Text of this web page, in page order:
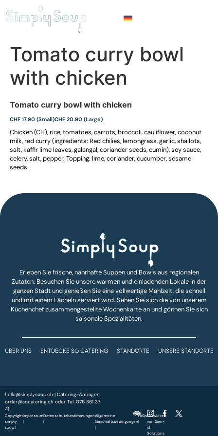
Tomato curry bowl
with chicken
Tomato curry bowl with chicken
CHF 17.90 (Small)CHF 20.90 (Large)
Chicken (CH), rice, tomatoes, carrots, broccoli, cauliflower, coconut
milk, red curry (ingredients: Red chilies, lemongrass, garlic, shallots,
salt, kaffir lime leaves, galangal, coriander seeds, cumin), soy sauce,
celery, salt, pepper. Topping: lime, coriander, cucumber, sesame
seeds.
Erleben Sie frische, nahrhafte Suppen und Bowls aus regionalen
Zutaten. Besuchen Sie unsere warmen und einladenden Lokale in der
ganzen Stadt und genießen Sie eine vollwertige Mahlzeit, die schnell
und mit einem Lächeln serviert wird. Sehen Sie sich die von unserem
Küchenchef zusammengestellte Wochenkarte an und gönnen Sie sich
saisonale Spezialitäten.
ÜBER UNS ENTDECKE SO CATERING STANDORTE UNSERE STANDORTE
hello@simplysoup.ch | Catering-Anfragen:
order@socatering.ch oder Tel. 076 361 37
41
Copyright
simply
soup |
Impressum
|
Datenschutzbestimmungen
|
Allgemeine
Geschäftsbedingungen
|
FAQs
|
Entwickelt
von Gen-
xt
Solutions